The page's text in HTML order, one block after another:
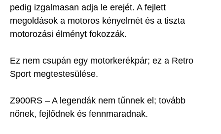
pedig izgalmasan adja le erejét. A fejlett
megoldások a motoros kényelmét és a tiszta
motorozási élményt fokozzák.
Ez nem csupán egy motorkerékpár; ez a Retro
Sport megtestesülése.
Z900RS – A legendák nem tűnnek el; tovább
nőnek, fejlődnek és fennmaradnak.